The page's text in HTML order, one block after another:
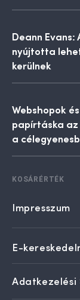
Deann
nyújtotta
kerülnek
Webshopok
papírtáska
a
KOSÁRÉRTÉK
Impresszum
E-
Adatkezelési